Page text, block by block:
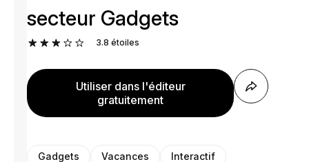
secteur Gadgets
3.8 étoiles
Utiliser dans l'éditeur
gratuitement
Gadgets Vacances
Interactif